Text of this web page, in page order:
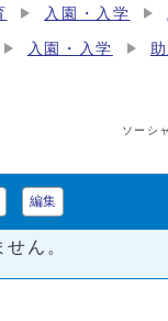
入園・入学
入園・入学
ソーシ
編集
ん。